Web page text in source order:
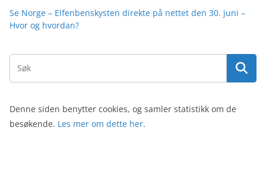
Se Norge – Elfenbenskysten direkte på nettet den 30. juni –
Hvor og hvordan?
Denne siden benytter cookies, og samler statistikk om de
besøkende. Les mer om dette her.